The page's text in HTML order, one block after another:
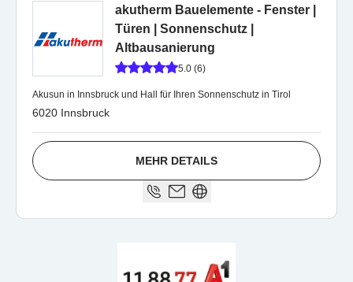
akutherm Bauelemente - Fenster |
Türen | Sonnenschutz |
Altbausanierung
5.0 (6)
Akusun in Innsbruck und Hall für Ihren Sonnenschutz in Tirol
6020 Innsbruck
MEHR DETAILS